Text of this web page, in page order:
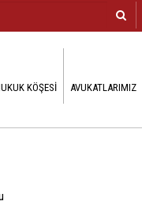
KÖŞESI AVUKATLARIMIZ